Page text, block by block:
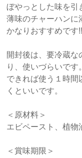
ぼやっとした味を引
薄味のチャーハンに
かなりおすすめです!!
開封後は、要冷蔵な
り、使いづらいです。
できれば使う１時間
くといいです。
＜原材料＞
エビペースト、植物
＜賞味期限＞